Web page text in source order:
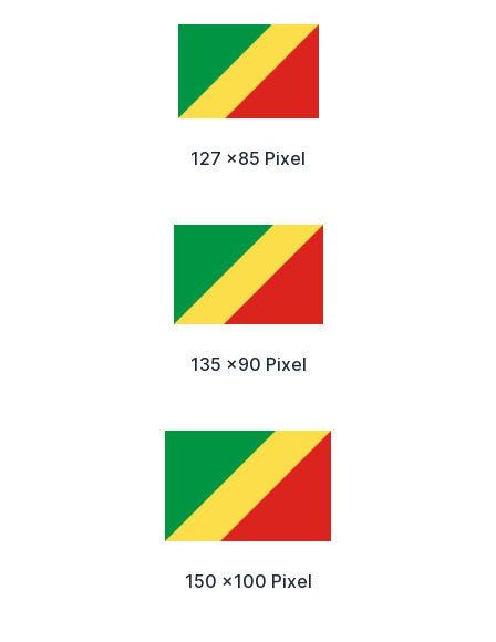
127 x85 Pixel
135 x90 Pixel
150 x100 Pixel